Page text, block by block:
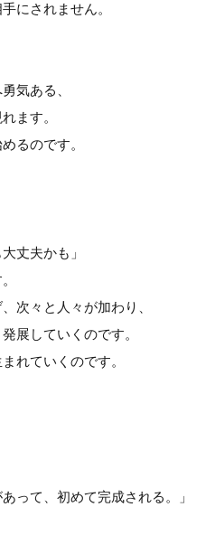
にされません。
気ある、
ます。
るのです。
丈夫かも」
次々と人々が加わり、
展していくのです。
れていくのです。
って、初めて完成される。」